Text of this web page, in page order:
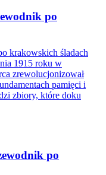
po
krakowskich śladach
1915 roku w
zrewolucjonizował
pamięci i
zbiory, które doku
po